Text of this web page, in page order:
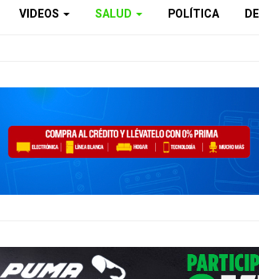
VIDEOS SALUD POLÍTICA